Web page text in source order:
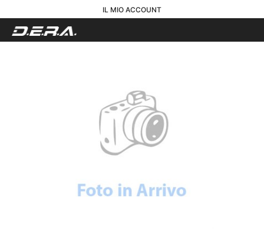
IL MIO ACCOUNT